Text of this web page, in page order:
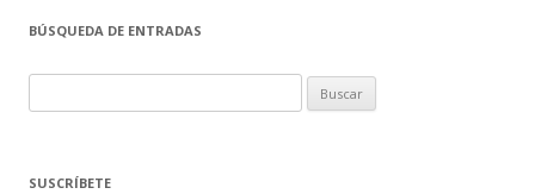
b
o
o
k
er p
ar
ti
BÚSQUEDA DE ENTRADAS
u
c
SUSCRÍBETE